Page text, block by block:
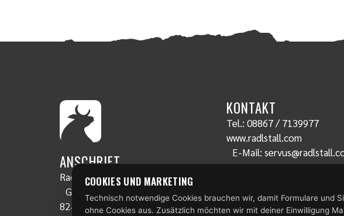
ANSCHRIFT
Radlstall
Gschwendt 19
82435 Bad Bayersoien
KONTAKT
Tel.: 08867 / 7139977
www.radlstall.com
E-Mail:
COOKIES UND MARKETING
Technisch notwendige Cookies brauchen wir, damit Formulare und
ohne Cookies aus. Zusätzlich möchten wir mit deiner Einwilligung